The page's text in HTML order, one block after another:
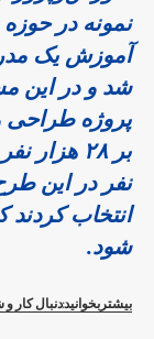
نمونه در
آموزش یک
پروژه طراحی
نفر در این
انتخاب کردند
شود.
بیشتربخوانید:دنبال